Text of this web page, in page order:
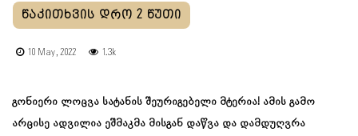
10 May, 2022 1.3k
გონიერი ლოცვა სატანის შეურიგებელი მტერია! ამის გამო
არცისე ადვილია ეშმაკმა მისგან დაწვა და დამდუღვრა